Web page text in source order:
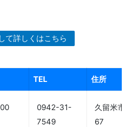
て詳しくはこちら
TEL 住所
0942-31-
7549
久留米市
67